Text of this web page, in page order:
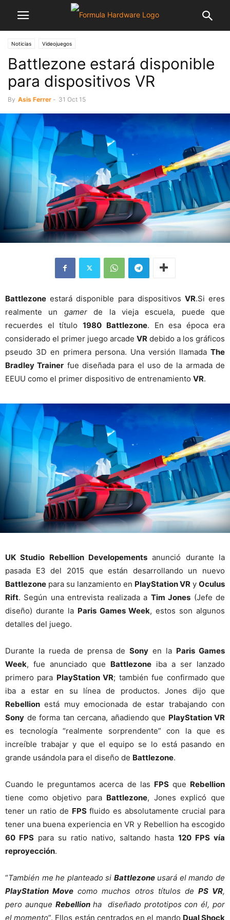
Noticias Videojuegos
Battlezone estará disponible
para dispositivos VR
By Asis Ferrer - 31 Oct 15
Battlezone estará disponible para dispositivos VR.Si eres
realmente un gamerde la vieja escuela, puede que
recuerdes el título 1980 Battlezone. En esa época era
considerado el primer juego arcade VR debido a los gráficos
pseudo 3D en primera persona. Una versión llamada The
Bradley Trainer fue diseñada para el uso de la armada de
EEUU como el primer dispositivo de entrenamiento VR.
UK Studio Rebellion Developements anunció durante la
pasada E3 del 2015 que están desarrollando un nuevo
Battlezone para su lanzamiento en PlayStation VR y Oculus
Rift. Según una entrevista realizada a Tim Jones (Jefe de
diseño) durante la Paris Games Week, estos son algunos
detalles del juego.
Durante la rueda de prensa deSony en la Paris Games
Week, fue anunciado que Battlezone iba a ser lanzado
primero para PlayStation VR; también fue confirmado que
iba a estar en su línea de productos. Jones dijo que
Rebellion está muy emocionada de estar trabajando con
Sony de forma tan cercana, añadiendo que PlayStation VR
es tecnología “realmente sorprendente” con la que es
increíble trabajar y que el equipo se lo está pasando en
grande usándola para el diseño de Battlezone.
Cuando le preguntamos acerca de las FPSque Rebellion
tiene como objetivo para Battlezone, Jones explicó que
tener un ratio de FPSfluido es absolutamente crucial para
tener una buena experiencia en VR y Rebellion ha escogido
60 FPS para su ratio nativo, saltando hasta 120 FPS vía
reproyección.
“También me he planteado si Battlezoneusará el mando de
PlayStation Move como muchos otros títulos de PS VR,
pero aunque Rebellionha diseñado prototipos con él, por
el momento”. Ellos están centrados en el mando Dual Shock